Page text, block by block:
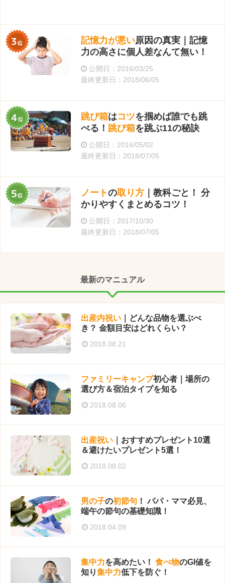
記憶力が悪い原因の真実｜記憶
力の高さに個人差なんて無い！
公開日：2016/03/25
最終更新日：2018/06/05
跳び箱はコツを掴めば誰でも跳
べる！ 跳び箱を跳ぶ11の秘訣
公開日：2016/05/02
最終更新日：2018/07/05
ノートの取り方 ｜教科ごと！ 分
かりやすくまとめるコツ！
公開日：2017/10/30
最終更新日：2018/07/05
最新のマニュアル
出産内祝い ｜どんな品物を選ぶべ
き？ 金額目安はどれくらい？
2018.08.21
ファミリーキャンプ初心者｜場所の
選び方＆宿泊タイプを知る
2018.08.06
出産祝い ｜おすすめプレゼント10選
＆避けたいプレゼント5選！
2018.08.02
男の子の初節句 ！ パパ・ママ必見、
端午の節句の基礎知識！
2018.04.09
集中力を高めたい！ 食べ物のGI値を
知り集中力低下を防ぐ！